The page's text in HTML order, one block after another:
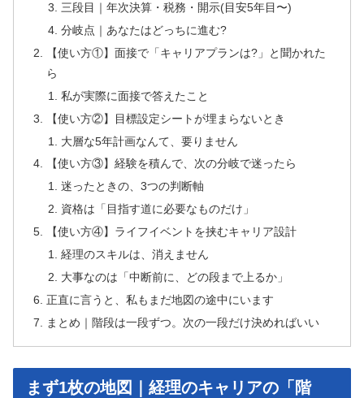
三段目｜年次決算・税務・開示(目安5年目〜)
分岐点｜あなたはどっちに進む?
【使い方①】面接で「キャリアプランは?」と聞かれた
ら
私が実際に面接で答えたこと
【使い方②】目標設定シートが埋まらないとき
大層な5年計画なんて、要りません
【使い方③】経験を積んで、次の分岐で迷ったら
迷ったときの、3つの判断軸
資格は「目指す道に必要なものだけ」
【使い方④】ライフイベントを挟むキャリア設計
経理のスキルは、消えません
大事なのは「中断前に、どの段まで上るか」
正直に言うと、私もまだ地図の途中にいます
まとめ｜階段は一段ずつ。次の一段だけ決めればいい
まず1枚の地図｜経理のキャリアの「階